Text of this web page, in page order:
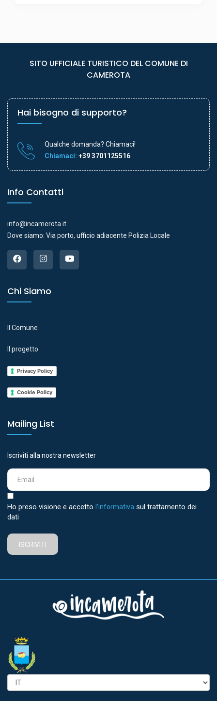
SITO UFFICIALE TURISTICO DEL COMUNE DI
CAMEROTA
Hai bisogno di supporto?
Qualche domanda? Chiamaci!
Chiamaci: +39 3701125516
Info Contatti
info@incamerota.it
Dove siamo: Via porto, ufficio adiacente Polizia Locale
Chi Siamo
Il Comune
Il progetto
Privacy Policy
Cookie Policy
Mailing List
Iscriviti alla nostra newsletter
Ho preso visione e accetto l'informativa sul trattamento dei
dati
ISCRIVITI